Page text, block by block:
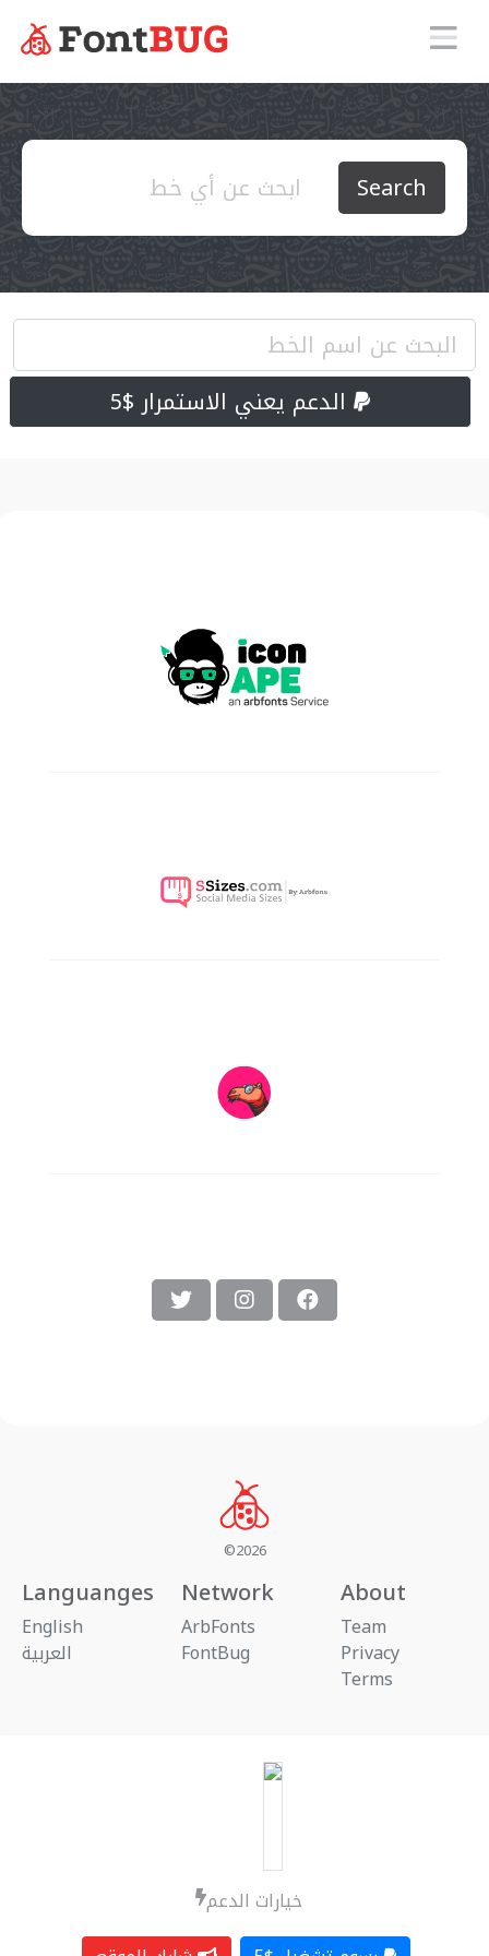
Search
الدعم يعني الاستمرار $5
خيارات الدعم
©2026
Languanges
English
العربية
Network
ArbFonts
FontBug
About
Team
Privacy
Terms